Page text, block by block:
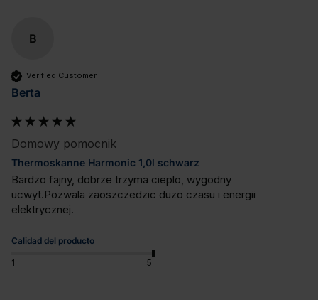
B
Verified Customer
Berta
Domowy pomocnik
Thermoskanne Harmonic 1,0l schwarz
Bardzo fajny, dobrze trzyma cieplo, wygodny
ucwyt.Pozwala zaoszczedzic duzo czasu i energii
elektrycznej.
Calidad del producto
1 5